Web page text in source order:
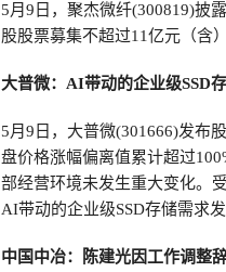
5月9日，聚杰微纤(300819)披
股股票募集不超过11亿元（含
大普微：AI带动的企业级SSD
5月9日，大普微(301666)发布
盘价格涨幅偏离值累计超过
部经营环境未发生重大变化。
AI带动的企业级SSD存储需求
中国中冶：陈建光因工作调整